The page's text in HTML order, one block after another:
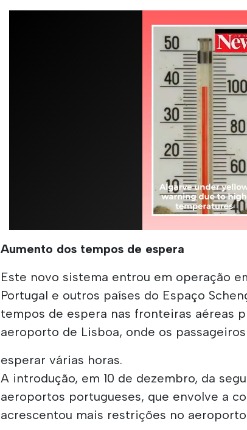
Aumento dos tempos de espera
Este novo sistema entrou em operação
Portugal e outros países do Espaço
tempos de espera nas fronteiras aéreas
aeroporto de Lisboa, onde os
esperar várias horas.
A introdução, em 10 de dezembro, da
aeroportos portugueses, que envolve a
acrescentou mais restrições no